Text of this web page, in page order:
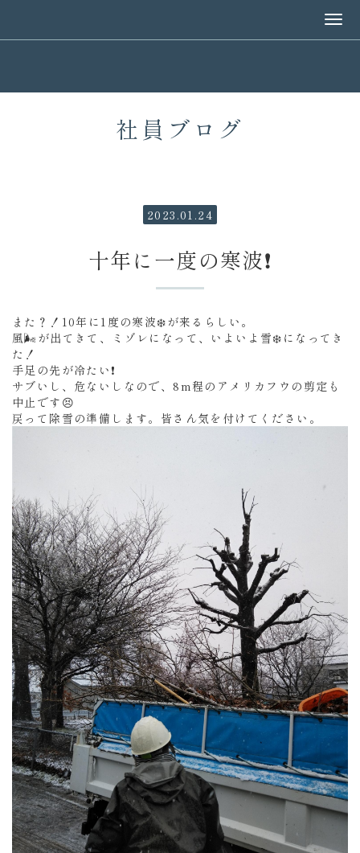
社員ブログ
2023.01.24
十年に一度の寒波❗
また？！10年に1度の寒波❄️が来るらしい。
風🌬️が出てきて、ミゾレになって、いよいよ雪❄️になってき
た！
手足の先が冷たい❗
サブいし、危ないしなので、8m程のアメリカフウの剪定も
中止です😣
戻って除雪の準備します。皆さん気を付けてください。